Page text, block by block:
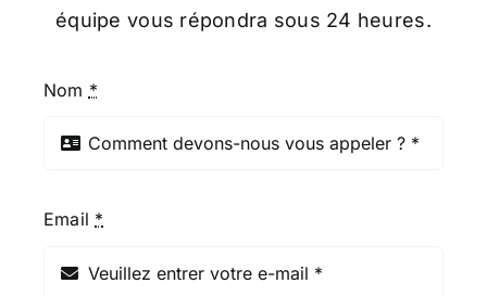
équipe vous répondra sous 24 heures.
Nom *
Email *